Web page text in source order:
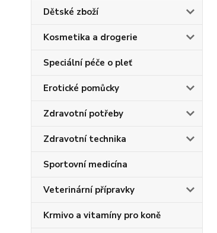
Dětské zboží
Kosmetika a drogerie
Speciální péče o pleť
Erotické pomůcky
Zdravotní potřeby
Zdravotní technika
Sportovní medicína
Veterinární přípravky
Krmivo a vitamíny pro koně